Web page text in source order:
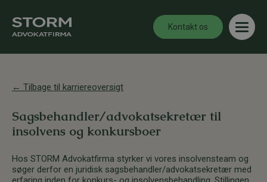
Kontakt os
← Tilbage til karriereoversigt
Sagsbehandler/advokatsekretær til
insolvens og konkursboer
Hos STORM Advokatfirma styrker vi vores insolvensteam og
søger derfor en juridisk sagsbehandler/advokatsekretær med